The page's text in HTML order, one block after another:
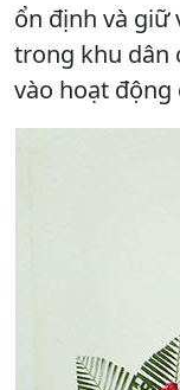
ổn định và giữ
trong khu dân
vào hoạt động